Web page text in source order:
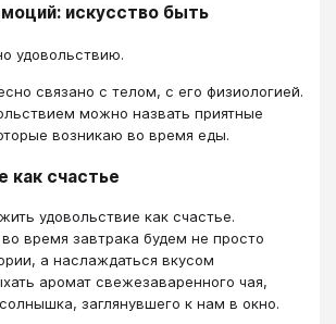
искусство быть
удовольствию.
связано с телом, с его физиологией.
можно назвать приятные
возникаю во время еды.
как счастье
удовольствие как счастье.
время завтрака будем не просто
а наслаждаться вкусом
аромат свежезаваренного чая,
заглянувшего к нам в окно.